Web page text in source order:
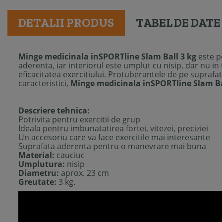
DETALII PRODUS TABEL DE DATE
Minge medicinala inSPORTline Slam Ball 3 kg este
aderenta, iar interiorul este umplut cu nisip, dar nu
eficacitatea exercitiului. Protuberantele de pe
caracteristici, Minge medicinala inSPORTline Slam
Descriere tehnica:
Potrivita pentru exercitii de grup
Ideala pentru imbunatatirea fortei, vitezei, preciziei
Un accesoriu care va face exercitile mai interesante
Suprafata aderenta pentru o manevrare mai buna
Material: cauciuc
Umplutura: nisip
Diametru: aprox. 23 cm
Greutate: 3 kg.